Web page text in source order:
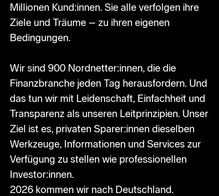
Millionen Kund:innen. Sie alle verfolgen ihre
Ziele und Träume – zu ihren eigenen
Bedingungen.
Wir sind 900 Nordnetter:innen, die die
Finanzbranche jeden Tag herausfordern. Und
das tun wir mit Leidenschaft, Einfachheit und
Transparenz als unseren Leitprinzipien. Unser
Ziel ist es, privaten Sparer:innen dieselben
Werkzeuge, Informationen und Services zur
Verfügung zu stellen wie professionellen
Investor:innen.
2026 kommen wir nach Deutschland.